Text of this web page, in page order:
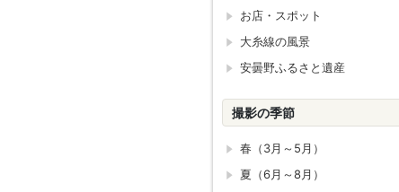
お店・スポット
大糸線の風景
安曇野ふるさと遺産
撮影の季節
春（3月～5月）
夏（6月～8月）